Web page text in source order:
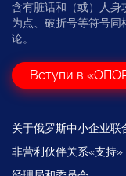
含有脏话和（或）人身
为点、破折号等符号
论。
Вступи в
关于俄罗斯中小企业联
非营利伙伴关系«支持»